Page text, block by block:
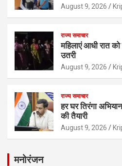
August 9, 2026
राज्य समाचार
महिलाएं आधी रात
उतरी
August 9, 2026
राज्य समाचार
हर घर तिरंगा
की तैयारी
August 9, 2026
मनोरंजन